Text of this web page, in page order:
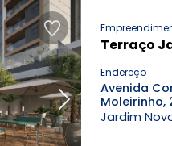
Next
Terraço
Endereço
Avenida
Moleirinho,
Jardim